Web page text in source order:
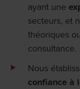
ayant une
secteurs, et
théoriques
consultance.
Nous
confiance à